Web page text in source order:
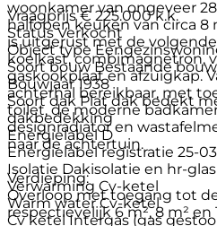
woonkamer van ongeveer
halfopen keuken van circa 8
is uitgerust met de
koelkast, combimagnetron,
gaskookplaat en afzuigkap.
achterhal bereikbaar, met
toilet, de moderne
designradiator en
naar de achtertuin.
Verdieping:
Overloop met toegang tot
respectievelijk 6 m², 8 m² en
Vraagprijs € 225.000 k.k.
Status Verkocht
Object type
Soort bouw Bestaande bouw
Bouwjaar 1938
Soort dak Plat dak bedekt
dakbedekking
Energielabel D
Energielabel registratie 25-
Isolatie Dakisolatie en hr-glas
Verwarming Cv-ketel
Warm water Cv-ketel
Cv ketel Intergas (gas